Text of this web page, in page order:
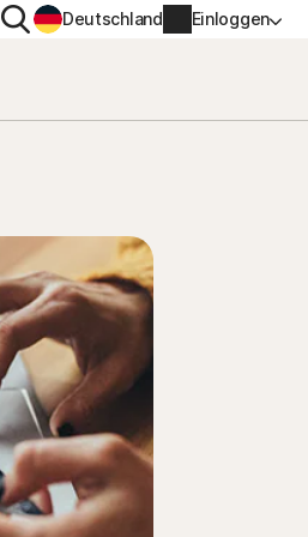
SuchenDeutschland Einloggen
Kontoinformationen
Rechnungsinformationen
Verlängern
Auftragsverlauf
Produktschlüssel eingeben